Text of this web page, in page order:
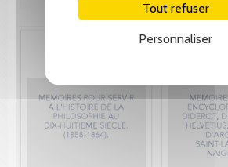
Tout refuser
Personnaliser